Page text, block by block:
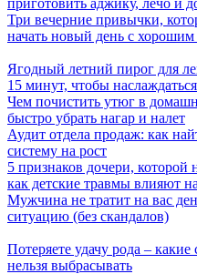
Три вечерние привычки,
начать новый день с хорошим
Ягодный летний пирог для
15 минут, чтобы
Чем почистить утюг в
быстро убрать нагар и налет
Аудит отдела продаж: как
систему на рост
5 признаков дочери, которой
как детские травмы влияют
Мужчина не тратит на вас
ситуацию (без скандалов)
Потеряете удачу рода –
нельзя выбрасывать